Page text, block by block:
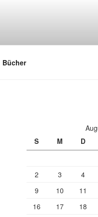
Bücher
S
M D
2
3 4
9
10 11
16
17 18